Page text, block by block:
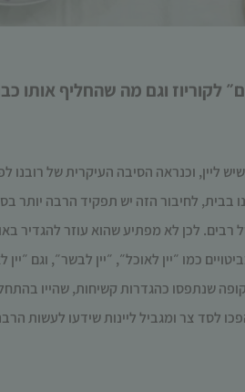
לקוריוז וגם מה שהחליף אותו
ליין, וכנראה הסיבה העיקרית של
לחיבור הזה יש תפקיד הרבה יותר
לכן לא מפתיע שהוא עוזר להגדיר
כמו ״יין לאוכל״, ״יין לבשר״, וגם
שנתפסו כהגדרות קשיחות, שהייו
לסד צר ומגביל ליינות שידעו לעשות